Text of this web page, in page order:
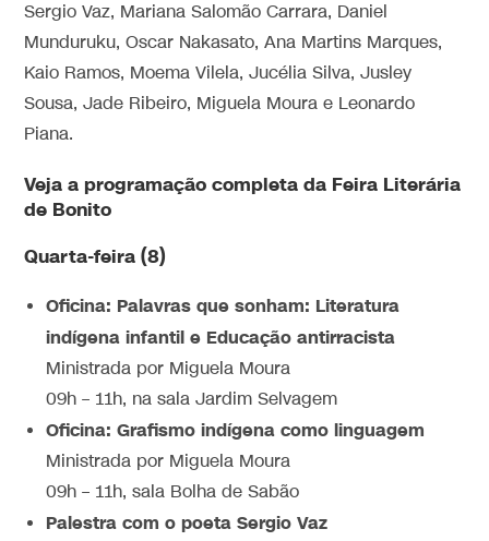
Sergio Vaz, Mariana Salomão Carrara, Daniel
Munduruku, Oscar Nakasato, Ana Martins Marques,
Kaio Ramos, Moema Vilela, Jucélia Silva, Jusley
Sousa, Jade Ribeiro, Miguela Moura e Leonardo
Piana.
Veja a programação completa da Feira Literária
de Bonito
Quarta-feira (8)
Oficina: Palavras que sonham: Literatura
indígena infantil e Educação antirracista
Ministrada por Miguela Moura​​
09h – 11h, na sala Jardim Selvagem
Oficina: Grafismo indígena como linguagem
Ministrada por Miguela Moura​​
09h – 11h, sala Bolha de Sabão
Palestra com o poeta Sergio Vaz